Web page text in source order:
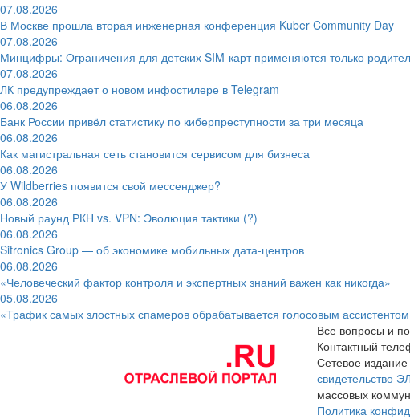
07.08.2026
В Москве прошла вторая инженерная конференция Kuber Community Day
07.08.2026
Минцифры: Ограничения для детских SIM-карт применяются только
07.08.2026
ЛК предупреждает о новом инфостилере в Telegram
06.08.2026
Банк России привёл статистику по киберпреступности за три месяца
06.08.2026
Как магистральная сеть становится сервисом для бизнеса
06.08.2026
У Wildberries появится свой мессенджер?
06.08.2026
Новый раунд РКН vs. VPN: Эволюция тактики (?)
06.08.2026
Sitronics Group — об экономике мобильных дата-центров
06.08.2026
«Человеческий фактор контроля и экспертных знаний важен как никогда»
05.08.2026
«Трафик самых злостных спамеров обрабатывается голосовым
Все вопросы и
Контактный
Сетевое
свидетельство
массовых
Политика